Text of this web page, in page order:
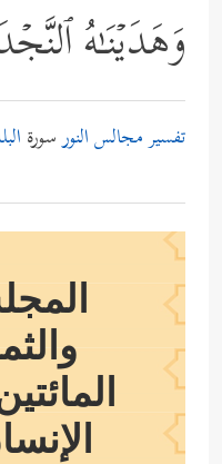
وَهَدَیۡنَـٰهُ
تفسير مجالس النورسورة